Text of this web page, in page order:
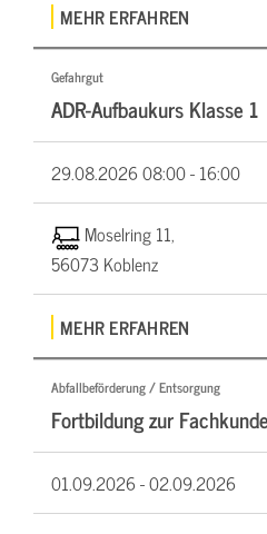
MEHR ERFAHREN
Gefahrgut
ADR-Aufbaukurs Klasse 1
29.08.202608:00 - 16:00
Moselring 11,
56073 Koblenz
MEHR ERFAHREN
Abfallbeförderung / Entsorgung
Fortbildung zur
01.09.2026 -02.09.2026